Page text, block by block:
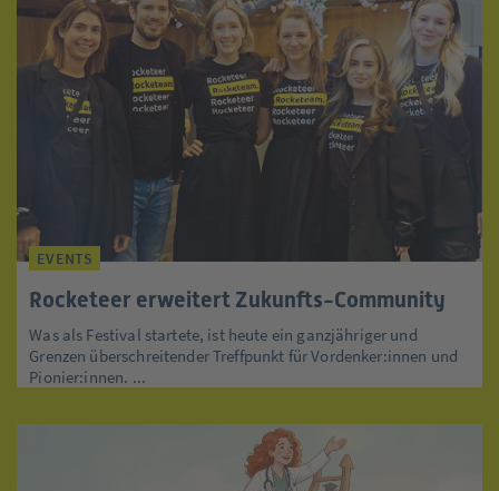
EVENTS
Rocketeer erweitert Zukunfts-Community
Was als Festival startete, ist heute ein ganzjähriger und
Grenzen überschreitender Treffpunkt für Vordenker:innen und
Pionier:innen. ...